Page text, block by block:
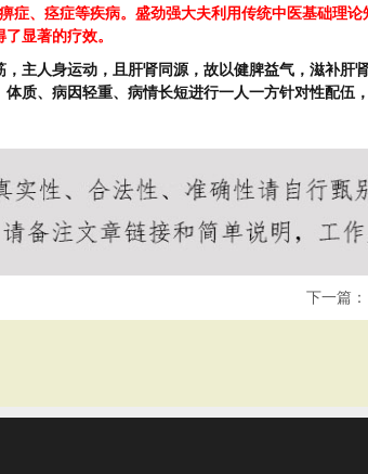
症、痉症等疾病。盛劲强大夫利用传统中医基础理
显著的疗效。
主人身运动，且肝肾同源，故以健脾益气，滋补
质、病因轻重、病情长短进行一人一方针对性配伍，
下一篇：